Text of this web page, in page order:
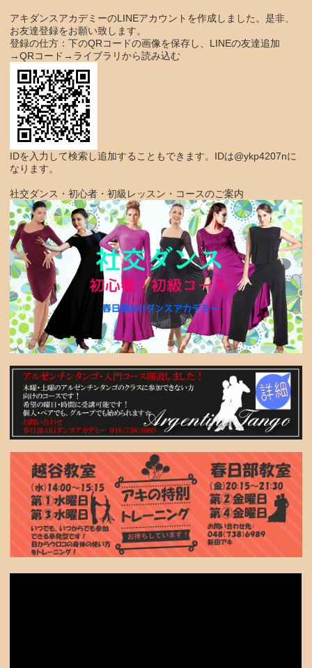
アキダンスアカデミーのLINEアカウントを作成しました。是非、
お友達登録をお願い致します。
登録の仕方：下のQRコードの画像を保存し、LINEの友達追加
→QRコード→ライブラリから読み込む
IDを入力して検索し追加することもできます。IDは@ykp4207nに
なります。
社交ダンス・初心者・初級レッスン・コースのご案内